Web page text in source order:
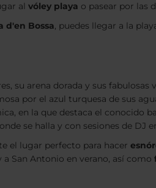
al vóley playa o pasear por las
d'en Bossa, puedes llegar a la
su arena dorada y sus fabulosas
por el azul turquesa de sus
en la que destaca el conocido
se halla y con sesiones de DJ
el lugar perfecto para hacer
San Antonio en verano, así como